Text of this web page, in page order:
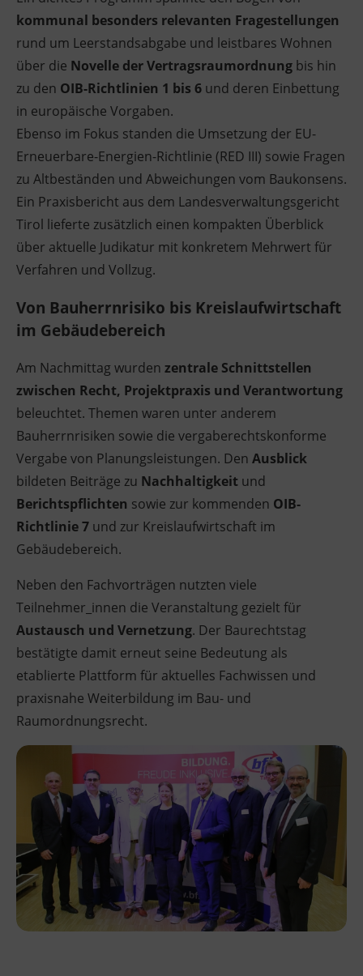
Ingenieurzertifizierung
Deutsch und Integration
Akademisches Studienzentrum
Digitales Lernen
BFI Reutte
BFI Schwaz
kommunal besonders relevanten Fragestellungen
rund um Leerstandsabgabe und leistbares Wohnen
über die Novelle der Vertragsraumordnung bis hin
zu den OIB-Richtlinien 1 bis 6 und deren Einbettung
in europäische Vorgaben.
Ebenso im Fokus standen die Umsetzung der EU-
Erneuerbare-Energien-Richtlinie (RED III) sowie Fragen
zu Altbeständen und Abweichungen vom Baukonsens.
Ein Praxisbericht aus dem Landesverwaltungsgericht
Tirol lieferte zusätzlich einen kompakten Überblick
über aktuelle Judikatur mit konkretem Mehrwert für
Verfahren und Vollzug.
Von Bauherrnrisiko bis Kreislaufwirtschaft
im Gebäudebereich
Am Nachmittag wurden zentrale Schnittstellen
zwischen Recht, Projektpraxis und Verantwortung
beleuchtet. Themen waren unter anderem
Bauherrnrisiken sowie die vergaberechtskonforme
Vergabe von Planungsleistungen. Den Ausblick
bildeten Beiträge zu Nachhaltigkeit und
Berichtspflichten sowie zur kommenden OIB-
Richtlinie 7 und zur Kreislaufwirtschaft im
Gebäudebereich.
Neben den Fachvorträgen nutzten viele
Teilnehmer_innen die Veranstaltung gezielt für
Austausch und Vernetzung. Der Baurechtstag
bestätigte damit erneut seine Bedeutung als
etablierte Plattform für aktuelles Fachwissen und
praxisnahe Weiterbildung im Bau- und
Raumordnungsrecht.